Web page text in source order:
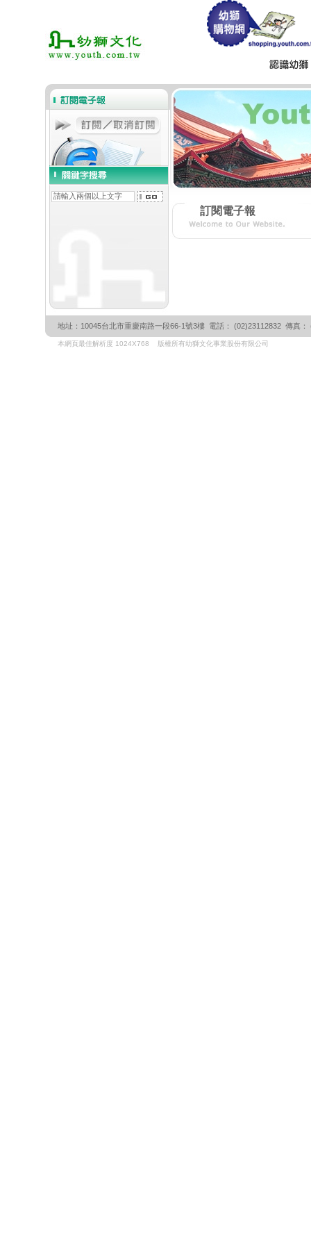
訂閱電子報
地址：10045台北市重慶南路一段66-1號3樓 電話： (02)23112832 傳真
本網頁最佳解析度 1024X768 版權所有幼獅文化事業股份有限公司